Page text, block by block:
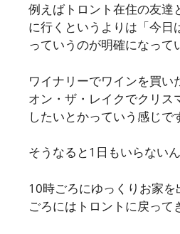
例えばトロント在住の友達
に行くというよりは「今日
っていうのが明確になって
ワイナリーでワインを買い
オン・ザ・レイクでクリス
したいとかっていう感じで
そうなると1日もいらないん
10時ごろにゆっくりお家
ごろにはトロントに戻って